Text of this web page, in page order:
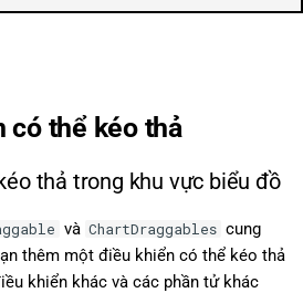
có thể kéo thả
thả trong khu vực biểu đồ
và ChartDraggables cung
thêm một điều khiển có thể kéo thả
khiển khác và các phần tử khác